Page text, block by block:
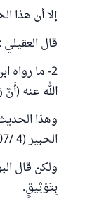
إلا أن هذا
قال
الله عنه
الحبير (4 /107) .
ولكن قال
بِتَوْثِيقٍ.